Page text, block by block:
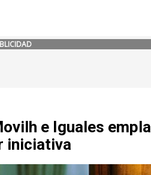
e Iguales
iniciativa